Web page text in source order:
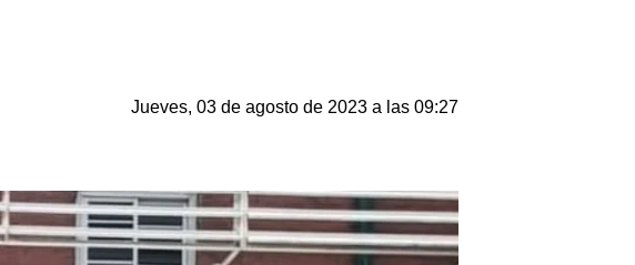
Jueves, 03 de agosto de 2023 a las 09:27